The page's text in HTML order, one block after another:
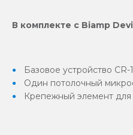
В комплекте с Biamp
Базовое устройство CR-1
Один потолочный
Крепежный элемент для